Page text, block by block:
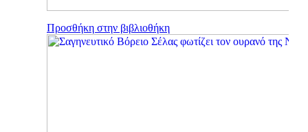
Προσθήκη στην βιβλιοθήκη